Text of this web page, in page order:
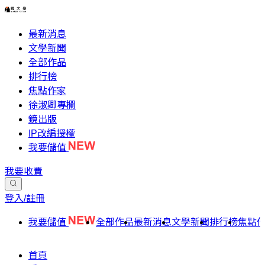
最新消息
文學新聞
全部作品
排行榜
焦點作家
徐淑卿專欄
鏡出版
IP改編授權
我要儲值
我要收費
登入/註冊
我要儲值 全部作品最新消息文學新聞排行榜焦點
首頁